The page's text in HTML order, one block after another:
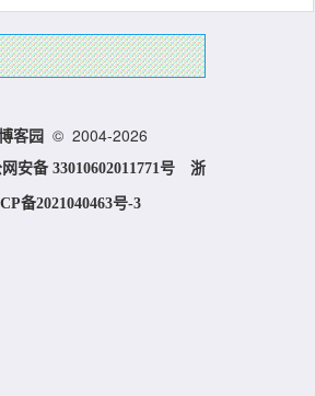
客园 © 2004-2026
安备 33010602011771号 浙
备2021040463号-3